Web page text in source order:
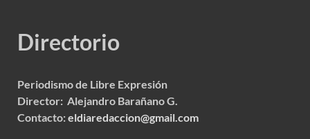
Directorio
Periodismo de Libre Expresión
Director: Alejandro Barañano G.
Contacto:eldiaredaccion@gmail.com